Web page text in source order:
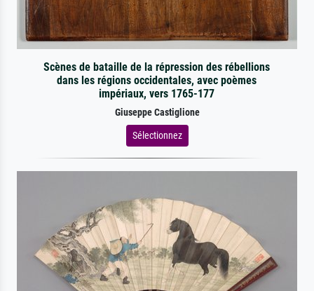
Scènes de bataille de la répression des rébellions
dans les régions occidentales, avec poèmes
impériaux, vers 1765-177
Giuseppe Castiglione
Sélectionnez